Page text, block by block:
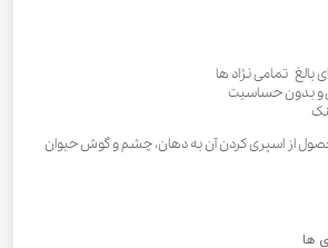
تمامی نژاد ها
و بدون حساسیت
از اسپری کردن آن به دهان،‌ چشم و گوش حیوان
ها